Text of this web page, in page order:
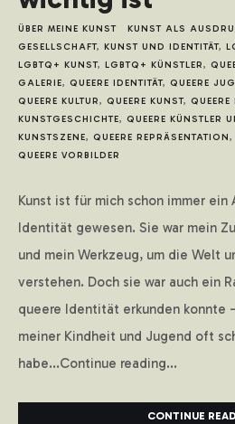
ÜBER MEINE KUNST KUNST ALS
GESELLSCHAFT, KUNST UND IDENTITÄT,
LGBTQ+ KUNST, LGBTQ+ KÜNSTLER,
GALERIE, QUEERE IDENTITÄT, QUEERE
QUEERE KULTUR, QUEERE KUNST, QUEERE
KUNSTGESCHICHTE, QUEERE KÜNSTLER
KUNSTSZENE, QUEERE REPRÄSENTATION,
QUEERE VORBILDER
Kunst ist für mich schon immer ein
Identität gewesen. Sie war mein
und mein Werkzeug, um die Welt
verstehen. Doch sie war auch ein
queere Identität erkunden konnte
meiner Kindheit und Jugend oft
habe...Continue reading...
CONTINUE